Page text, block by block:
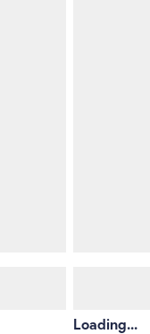
Loading...